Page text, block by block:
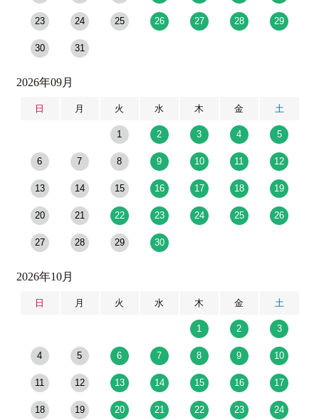
23 24 25 26 27 28 29
30 31
2026年09月
日 月 火 水 木 金 土
1 2 3 4 5
6 7 8 9 10 11 12
13 14 15 16 17 18 19
20 21 22 23 24 25 26
27 28 29 30
2026年10月
日 月 火 水 木 金 土
1 2 3
4 5 6 7 8 9 10
11 12 13 14 15 16 17
18 19 20 21 22 23 24